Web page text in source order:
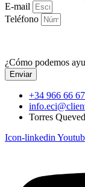
E-mail
Teléfono
¿Cómo podemos
Enviar
+34 966 66
Torres
Icon-linkedin